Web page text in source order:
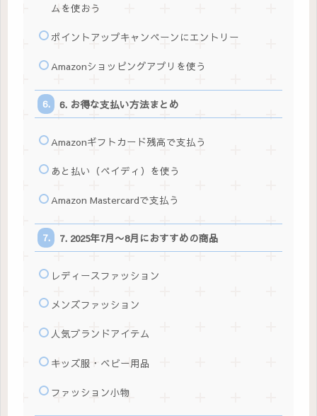
ムを使おう
ポイントアップキャンペーンにエントリー
Amazonショッピングアプリを使う
6. お得な支払い方法まとめ
Amazonギフトカード残高で支払う
あと払い（ペイディ）を使う
Amazon Mastercardで支払う
7. 2025年7月〜8月におすすめの商品
レディースファッション
メンズファッション
人気ブランドアイテム
キッズ服・ベビー用品
ファッション小物